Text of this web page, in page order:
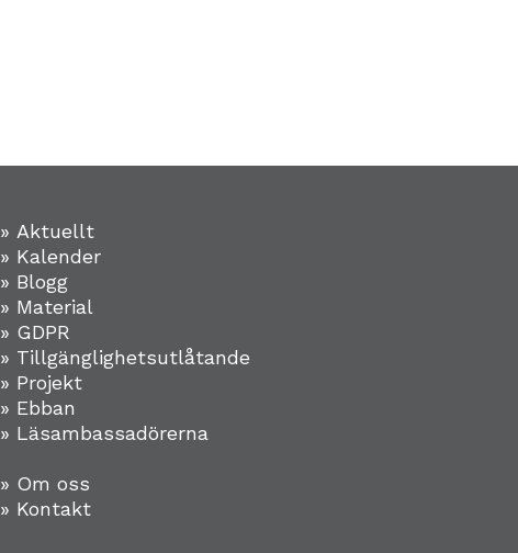
» Aktuellt
» Kalender
» Blogg
» Material
» GDPR
» Tillgänglighetsutlåtande
» Projekt
» Ebban
» Läsambassadörerna
» Om oss
» Kontakt